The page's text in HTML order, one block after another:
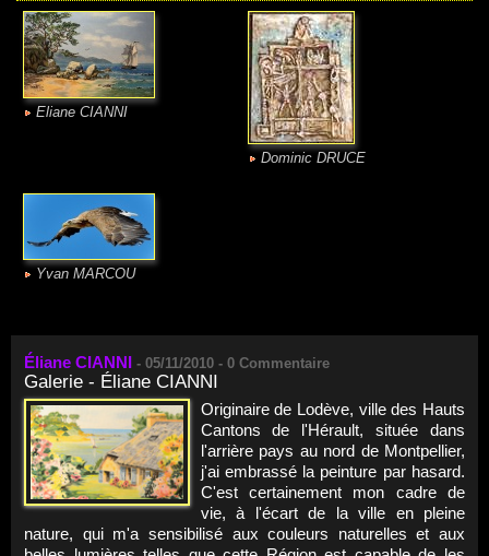
Eliane CIANNI
Dominic DRUCE
Yvan MARCOU
Éliane CIANNI - 05/11/2010 - 0 Commentaire
Galerie - Éliane CIANNI
Originaire de Lodève, ville des Hauts
Cantons de l'Hérault, située dans
l'arrière pays au nord de Montpellier,
j'ai embrassé la peinture par hasard.
C'est certainement mon cadre de
vie, à l'écart de la ville en pleine
nature, qui m'a sensibilisé aux couleurs naturelles et aux